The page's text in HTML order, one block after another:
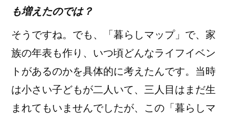
も増えたのでは？
そうですね。でも、「暮らしマップ」で、家
族の年表も作り、いつ頃どんなライフイベン
トがあるのかを具体的に考えたんです。当時
は小さい子どもが二人いて、三人目はまだ生
まれてもいませんでしたが、この「暮らしマ